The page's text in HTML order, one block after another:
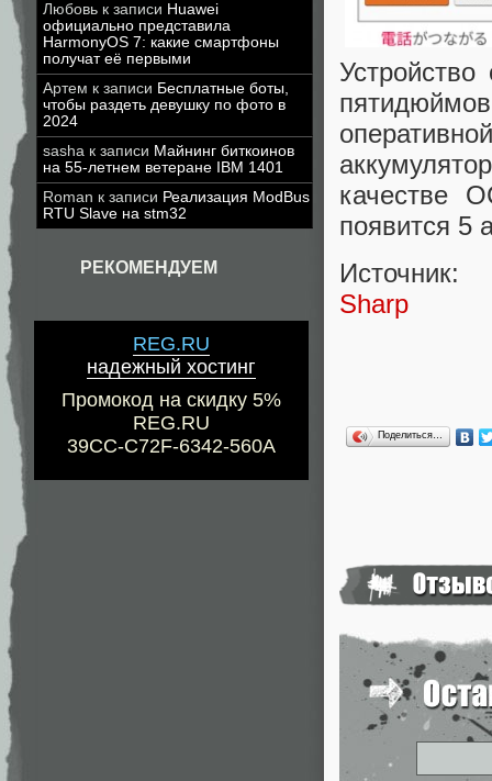
Любовь к записи Huawei
официально представила
HarmonyOS 7: какие смартфоны
получат её первыми
Артем к записи Бесплатные боты,
чтобы раздеть девушку по фото в
2024
sasha к записи Майнинг биткоинов
на 55-летнем ветеране IBM 1401
Roman к записи Реализация ModBus
RTU Slave на stm32
РЕКОМЕНДУЕМ
REG.RU
надежный хостинг
Промокод на скидку 5%
REG.RU
39CC-C72F-6342-560A
качестве
появится 5
Источник:
Sharp
Поделиться…